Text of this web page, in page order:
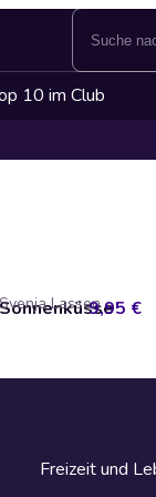
10 im Club
Sonnenküsse
Svenja Lassen9,95 €
Freizeit und